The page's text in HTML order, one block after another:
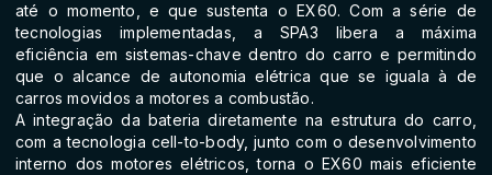
até o momento, e que sustenta o EX60. Com a série de
tecnologias implementadas, a SPA3 libera a máxima
eficiência em sistemas-chave dentro do carro e permitindo
que o alcance de autonomia elétrica que se iguala à de
carros movidos a motores a combustão.
A integração da bateria diretamente na estrutura do carro,
com a tecnologia cell-to-body, junto com o desenvolvimento
interno dos motores elétricos, torna o EX60 mais eficiente